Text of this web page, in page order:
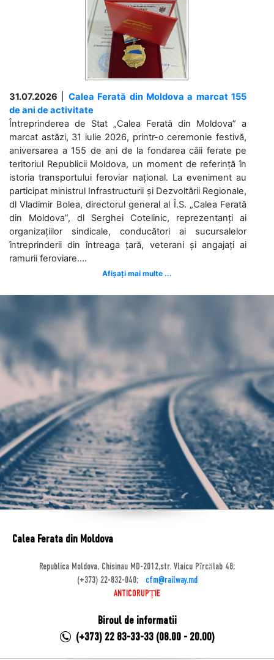
31.07.2026
Calea Ferată din Moldova a marcat 155
de ani de activitate
Întreprinderea de Stat „Calea Ferată din Moldova” a
marcat astăzi, 31 iulie 2026, printr-o ceremonie festivă,
aniversarea a 155 de ani de la fondarea căii ferate pe
teritoriul Republicii Moldova, un moment de referință în
istoria transportului feroviar național. La eveniment au
participat ministrul Infrastructurii și Dezvoltării Regionale,
dl Vladimir Bolea, directorul general al Î.S. „Calea Ferată
din Moldova”, dl Serghei Cotelinic, reprezentanți ai
organizațiilor sindicale, conducători ai sucursalelor
întreprinderii din întreaga țară, veterani și angajați ai
ramurii feroviare....
Afișați mai multe ...
Calea Ferata din Moldova
Republica Moldova, Chisinau MD-2012,str. Vlaicu Pîrcălab 48;
(+373) 22-832-040;
cfm@railway.md
ANTICORUPȚIE
Biroul de informatii
(+373) 22 83-33-33 (08.00 - 20.00)